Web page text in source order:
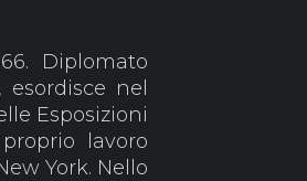
Diplomato
nel
Esposizioni
lavoro
York. Nello